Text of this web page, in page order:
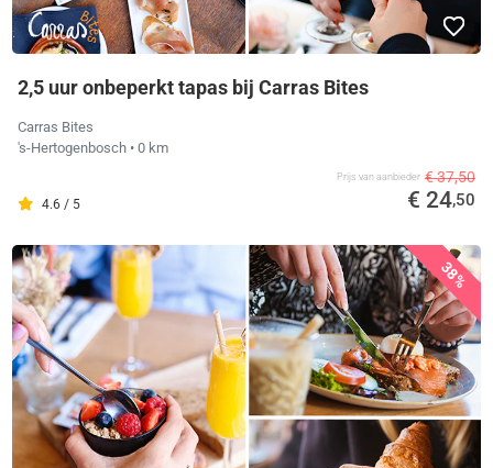
2,5 uur onbeperkt tapas bij Carras Bites
Carras Bites
's-Hertogenbosch • 0 km
4.6 / 5
Prijs van aanbieder € 37,50
€ 24,50
38%